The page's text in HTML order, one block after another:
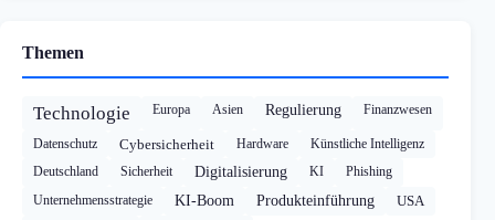
Themen
Technologie Europa Asien Regulierung Finanzwesen
Datenschutz Cybersicherheit Hardware
Künstliche Intelligenz
Deutschland
Sicherheit Digitalisierung KI
Phishing
Unternehmensstrategie
KI-Boom Produkteinführung USA